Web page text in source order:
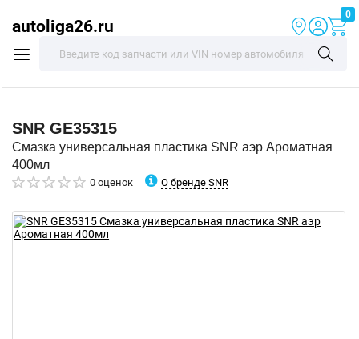
autoliga26.ru
0
SNR GE35315
Смазка универсальная пластика SNR аэр Ароматная
400мл
0 оценок О бренде SNR